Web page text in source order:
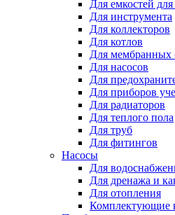
Для емкостей
Для инструмента
Для коллекторов
Для котлов
Для мембранных
Для насосов
Для
Для приборов
Для радиаторов
Для теплого пола
Для труб
Для фитингов
Насосы
Для
Для дренажа и
Для отопления
Комплектующие